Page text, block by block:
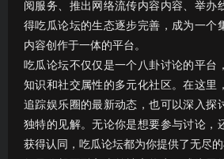
阅服务、推出网络流传内容内容、举办
得吃瓜论坛的生态逐步完善，成为一个
内容创作于一体的平台。
吃瓜论坛不仅仅是一个八卦讨论的平台
知识和社交属性的多元化社区。在这里
追踪娱乐圈的最新动态，也可以深入探
独特的见解。无论你是想要参与讨论，
获得认同，吃瓜论坛都为你提供了无尽的